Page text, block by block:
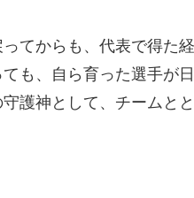
ってからも、代表で得た
ても、自ら育った選手が
護神として、チームと